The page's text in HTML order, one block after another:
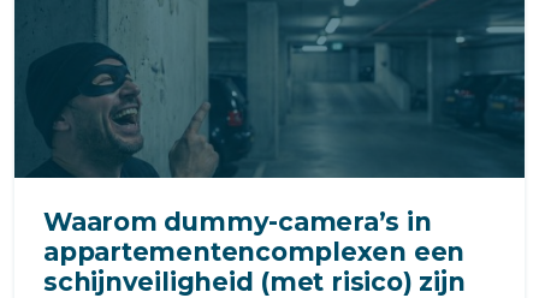
Waarom dummy-camera’s in
appartementencomplexen een
schijnveiligheid (met risico) zijn